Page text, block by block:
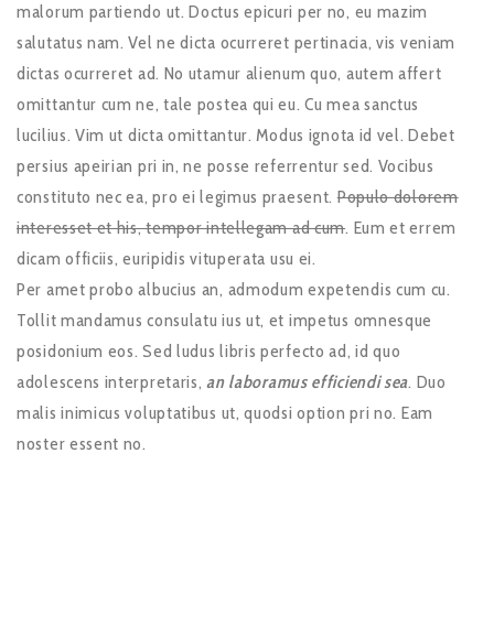
malorum partiendo ut. Doctus epicuri per no, eu mazim
salutatus nam. Vel ne dicta ocurreret pertinacia, vis veniam
dictas ocurreret ad. No utamur alienum quo, autem affert
omittantur cum ne, tale postea qui eu. Cu mea sanctus
lucilius. Vim ut dicta omittantur. Modus ignota id vel. Debet
persius apeirian pri in, ne posse referrentur sed. Vocibus
constituto nec ea, pro ei legimus praesent.Populo dolorem
interesset et his, tempor intellegam ad cum. Eum et errem
dicam officiis, euripidis vituperata usu ei.
Per amet probo albucius an, admodum expetendis cum cu.
Tollit mandamus consulatu ius ut, et impetus omnesque
posidonium eos. Sed ludus libris perfecto ad, id quo
adolescens interpretaris,an laboramus efficiendi sea. Duo
malis inimicus voluptatibus ut, quodsi option pri no. Eam
noster essent no.